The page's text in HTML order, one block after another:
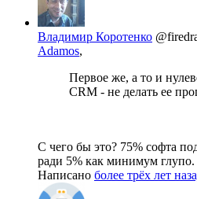
Владимир Коротенко
Adamos,
Первое же, а то и
CRM - не делать ее
С чего бы это? 75% софта
ради 5% как минимум глупо.
Написано более трёх лет